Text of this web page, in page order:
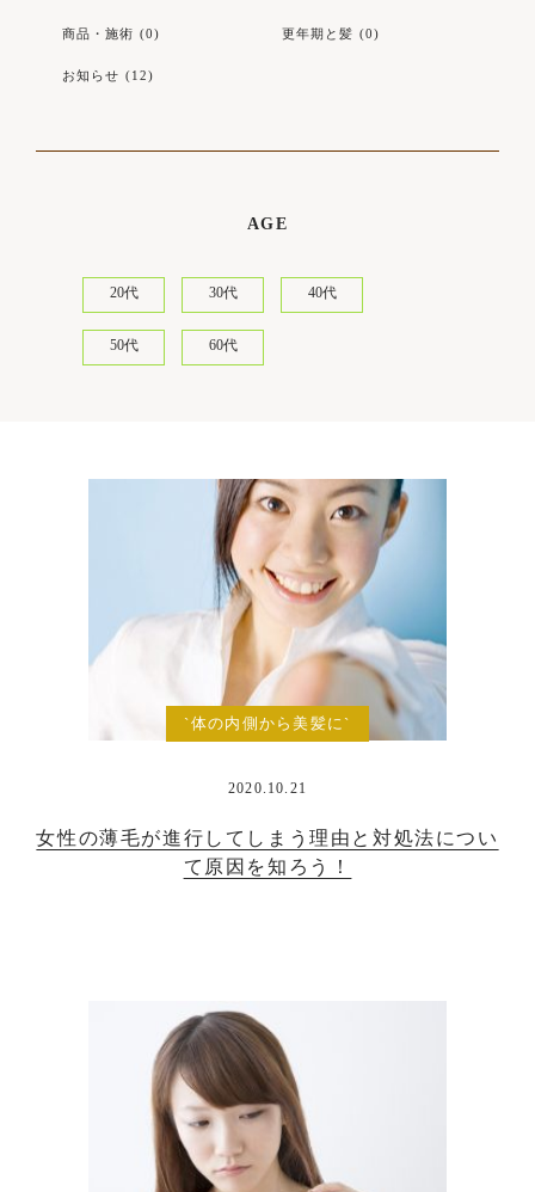
商品・施術 (0) 更年期と髪 (0)
お知らせ (12)
AGE
20代 30代 40代
50代 60代
`体の内側から美髪に`
2020.10.21
女性の薄毛が進行してしまう理由と対処法につい
て原因を知ろう！